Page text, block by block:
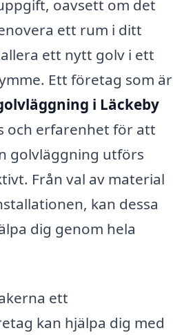
oavsett om det
ett rum i ditt
ett nytt golv i ett
Ett företag som är
i Läckeby
och erfarenhet för att
golvläggning utförs
Från val av material
kan dessa
dig genom hela
ett
kan hjälpa dig med